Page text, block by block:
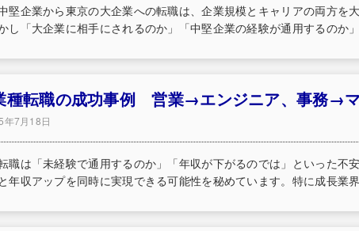
堅企業から東京の大企業への転職は、企業規模とキャリアの両方を
し「大企業に相手にされるのか」「中堅企業の経験が通用するのか
種転職の成功事例 営業→エンジニア、事務→
年7月18日
職は「未経験で通用するのか」「年収が下がるのでは」といった不
年収アップを同時に実現できる可能性を秘めています。特に成長業